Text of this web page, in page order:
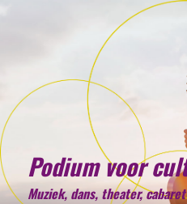
Podium voor
Muziek, dans, theater,